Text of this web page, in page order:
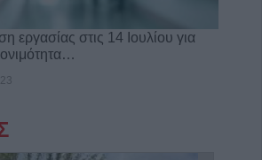
στις 14 Ιουλίου για